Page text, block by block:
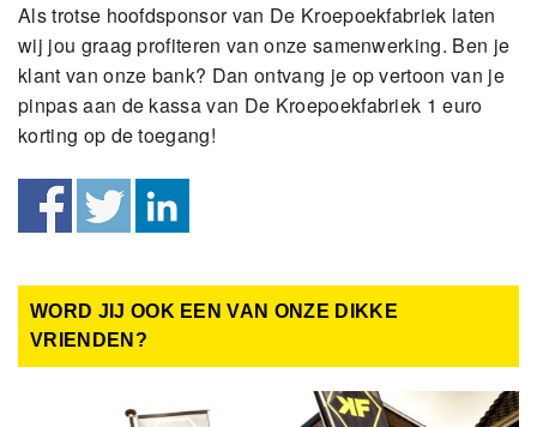
Als trotse hoofdsponsor van De Kroepoekfabriek laten
wij jou graag profiteren van onze samenwerking. Ben je
klant van onze bank? Dan ontvang je op vertoon van je
pinpas aan de kassa van De Kroepoekfabriek 1 euro
korting op de toegang!
WORD JIJ OOK EEN VAN ONZE DIKKE
VRIENDEN?